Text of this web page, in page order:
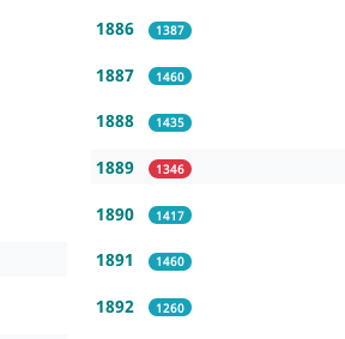
1886 1387
1887 1460
1888 1435
1889 1346
1890 1417
1891 1460
1892 1260